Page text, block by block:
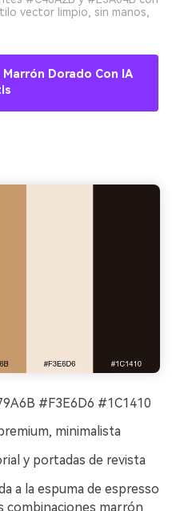
vector limpio, sin manos,
Dorado Con IA
#F3E6D6 #1C1410
minimalista
y portadas de revista
a la espuma de espresso
combinaciones marrón